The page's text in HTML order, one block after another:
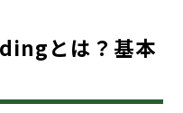
とは？基本